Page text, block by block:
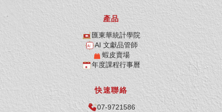
產品
匯東華統計學院
AI 文獻品管師
蝦皮賣場
年度課程行事曆
快速聯絡
07-9721586